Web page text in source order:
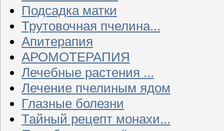
Подсадка матки
Трутовочная пчелина...
Апитерапия
АРОМОТЕРАПИЯ
Лечебные растения ...
Лечение пчелиным ядом
Глазные болезни
Тайный рецепт монахи...